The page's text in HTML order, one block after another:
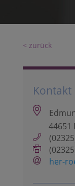
< zurück
Kontakt
44651
(02325)
her-